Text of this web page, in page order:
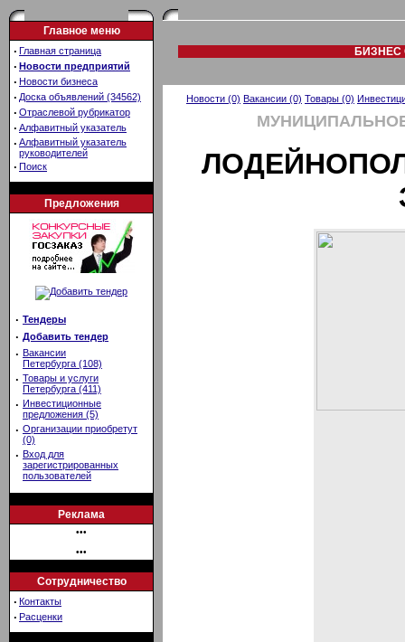
Главное меню
· Главная страница
· Новости предприятий
· Новости бизнеса
· Доска объявлений (34562)
· Отраслевой рубрикатор
· Алфавитный указатель
· Алфавитный указатель
руководителей
· Поиск
Предложения
· Тендеры
· Добавить тендер
· Вакансии
Петербурга (108)
· Товары и услуги
Петербурга (411)
· Инвестиционные
предложения (5)
· Организации приобретут
(0)
· Вход для
зарегистрированных
пользователей
Реклама
•••
•••
Сотрудничество
· Контакты
· Расценки
БИЗНЕС
Новости (0) Вакансии (0) Товары (0)